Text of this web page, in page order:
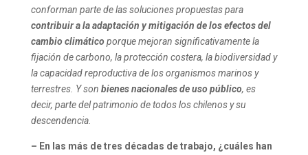
conforman parte de las soluciones propuestas para
contribuir a la adaptación y mitigación de los efectos del
cambio climáticoporque mejoran significativamente la
fijación de carbono, la protección costera, la biodiversidad y
la capacidad reproductiva de los organismos marinos y
terrestres. Y son bienes nacionales de uso público, es
decir, parte del patrimonio de todos los chilenos y su
descendencia.
– En las más de tres décadas de trabajo, ¿cuáles han